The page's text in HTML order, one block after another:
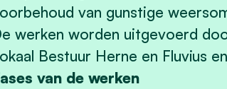
van gunstige
werken worden uitgevoerd
Bestuur Herne en Fluvius
van de werken